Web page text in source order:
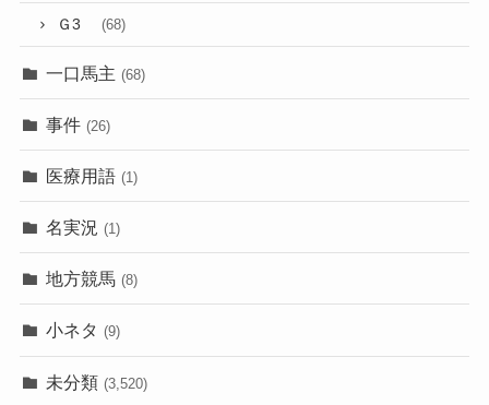
Ｇ3 (68)
一口馬主 (68)
事件 (26)
医療用語 (1)
名実況 (1)
地方競馬 (8)
小ネタ (9)
未分類 (3,520)